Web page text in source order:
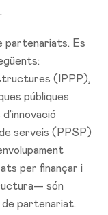
partenariats. Es
(IPPP),
públiques
serveis (PPSP)
per finançar i
són
de partenariat.